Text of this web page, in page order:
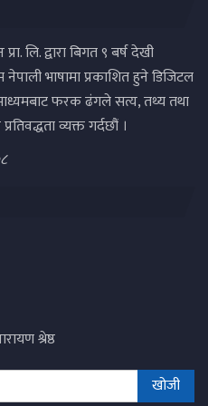
लि. द्वारा बिगत ९ बर्ष देखी
भाषामा प्रकाशित हुने डिजिटल
फरक ढंगले सत्य, तथ्य तथा
व्यक्त गर्दछौं ।
श्रेष्ठ